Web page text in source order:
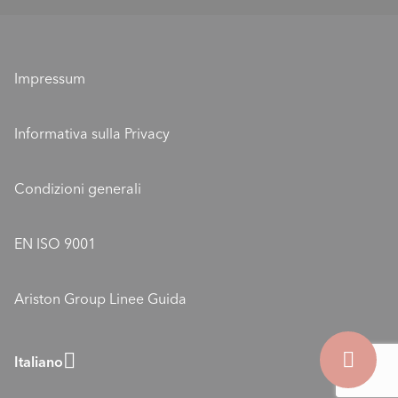
Ubicazioni
ELCO - Gli esperti del clima interno con termopompe
Impressum
Informativa sulla Privacy
Condizioni generali
EN ISO 9001
Ariston Group Linee Guida
Italiano